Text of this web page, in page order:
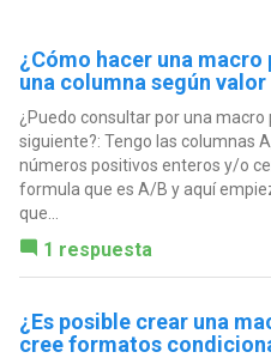
¿Cómo hacer una
una columna según
¿Puedo consultar por una
siguiente?: Tengo las columnas
números positivos enteros y/o
formula que es A/B y aquí
que...
1 respuesta
¿Es posible crear una
cree formatos